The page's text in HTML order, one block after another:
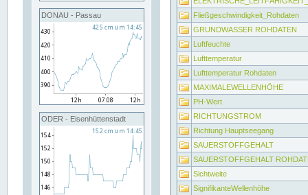
DONAU - Passau
ODER - Eisenhüttenstadt
Fließgeschwindigkeit_Rohdaten
GRUNDWASSER ROHDATEN
Luftfeuchte
Lufttemperatur
Lufttemperatur Rohdaten
MAXIMALEWELLENHÖHE
PH-Wert
RICHTUNGSTROM
Richtung Hauptseegang
SAUERSTOFFGEHALT
SAUERSTOFFGEHALT
Sichtweite
SignifikanteWellenhöhe